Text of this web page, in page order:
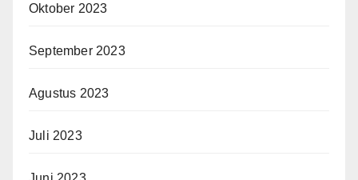
Oktober 2023
September 2023
Agustus 2023
Juli 2023